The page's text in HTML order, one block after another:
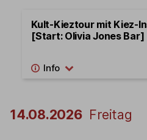
Kult-Kieztour mit Kiez-
[Start: Olivia Jones Bar]
14.08.2026 Freitag